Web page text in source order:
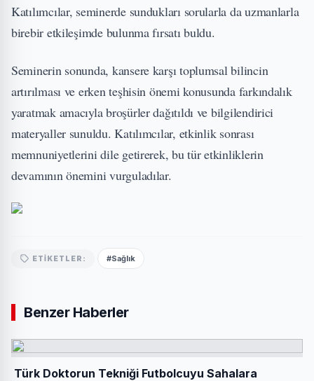
Katılımcılar, seminerde sundukları sorularla da uzmanlarla
birebir etkileşimde bulunma fırsatı buldu.
Seminerin sonunda, kansere karşı toplumsal bilincin
artırılması ve erken teşhisin önemi konusunda farkındalık
yaratmak amacıyla broşürler dağıtıldı ve bilgilendirici
materyaller sunuldu. Katılımcılar, etkinlik sonrası
memnuniyetlerini dile getirerek, bu tür etkinliklerin
devamının önemini vurguladılar.
ETIKETLER: #Sağlık
Benzer Haberler
Türk Doktorun Tekniği Futbolcuyu Sahalara